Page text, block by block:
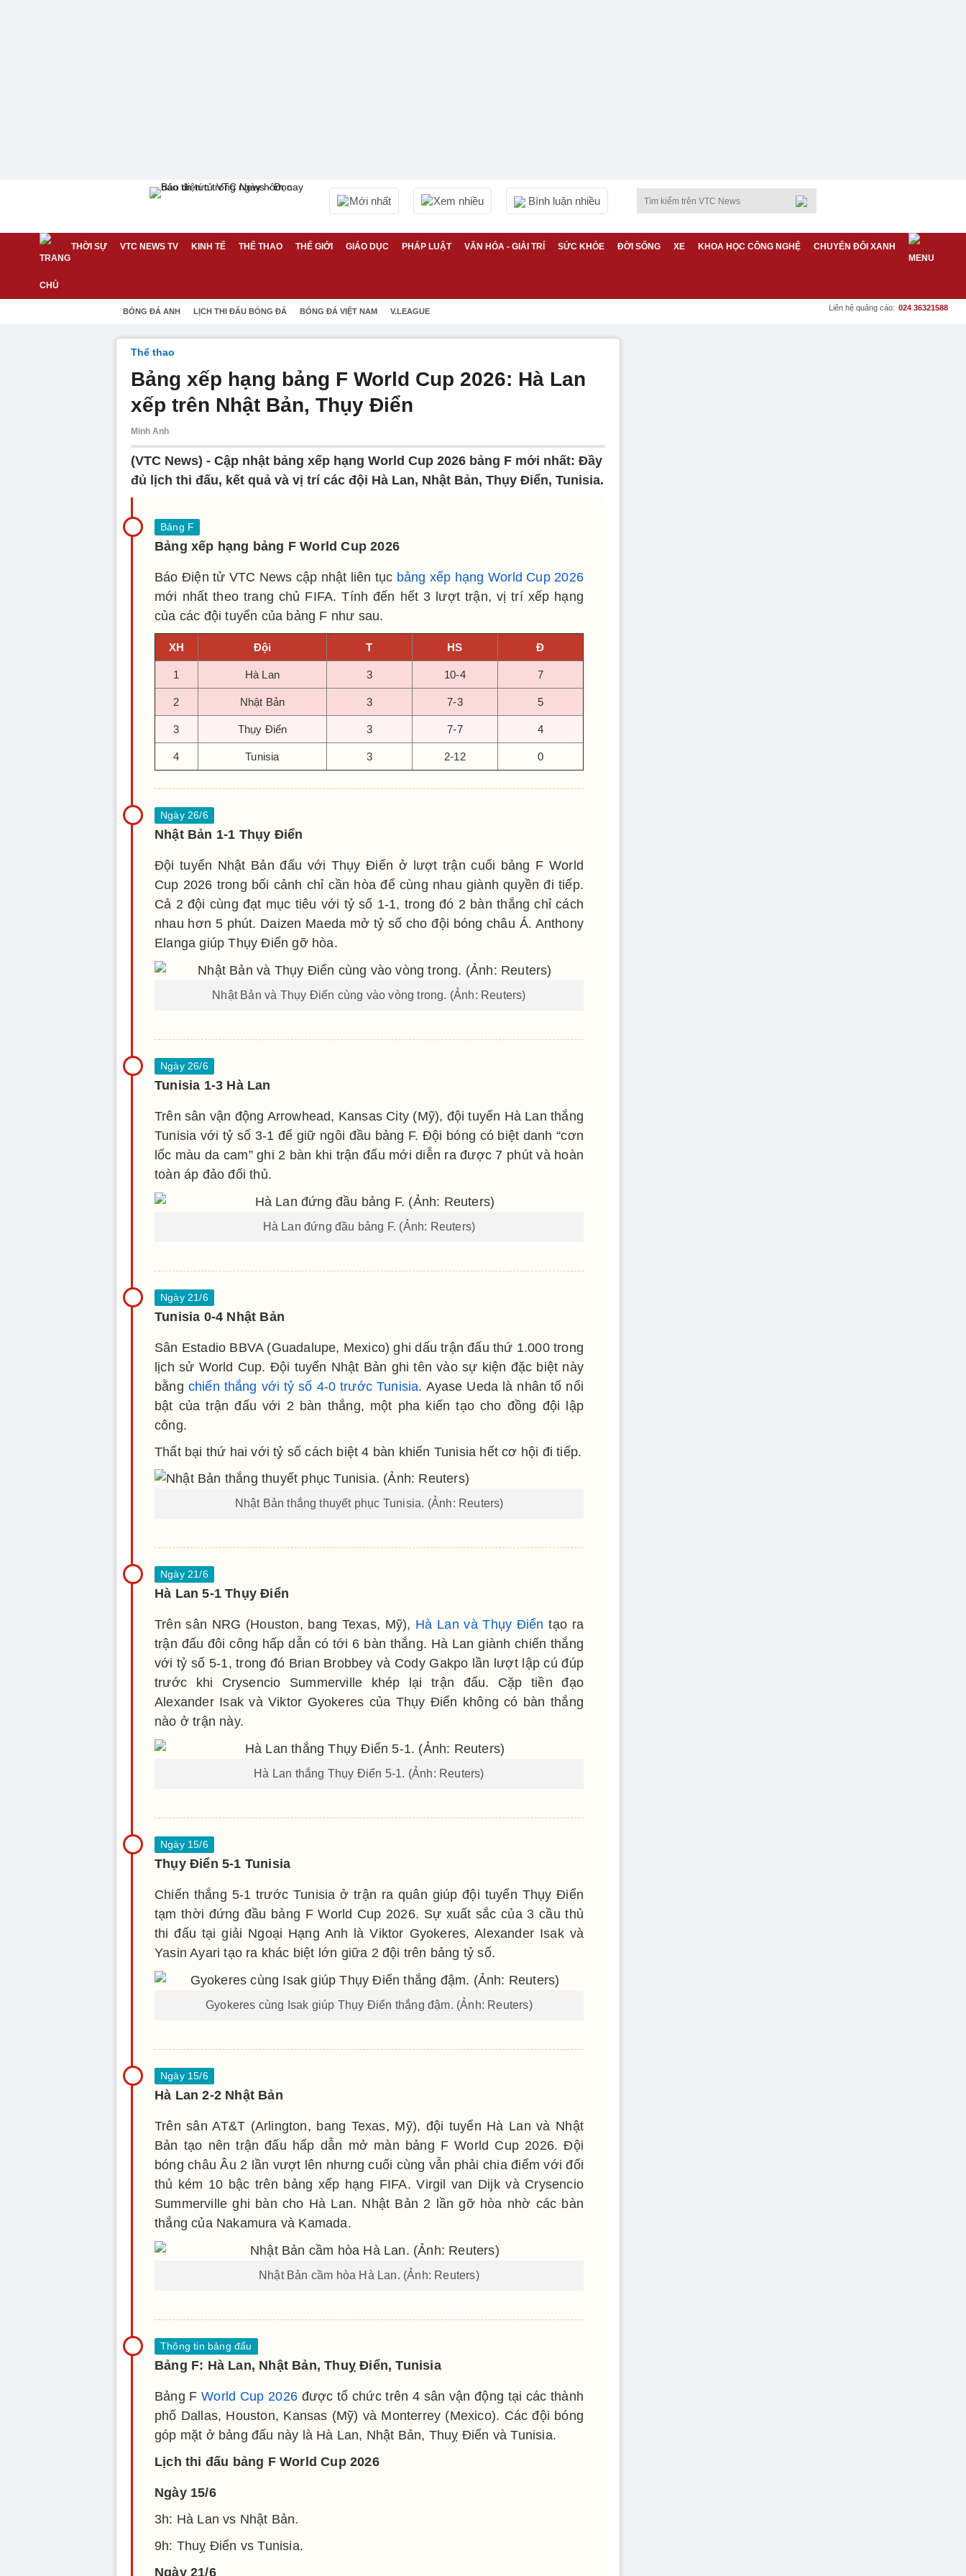
Mới nhất Xem nhiều Bình luận nhiều
THỜI SỰ VTC NEWS TV KINH TẾ THỂ THAO THẾ GIỚI GIÁO DỤC PHÁP LUẬT VĂN HÓA - GIẢI TRÍ SỨC KHỎE ĐỜI SỐNG XE KHOA HỌC CÔNG NGHỆ CHUYỂN ĐỔI XANH
BÓNG ĐÁ ANH LỊCH THI ĐẤU BÓNG ĐÁ BÓNG ĐÁ VIỆT NAM V.LEAGUE Liên hệ quảng cáo: 024 36321588
Thể thao
Bảng xếp hạng bảng F World Cup 2026: Hà Lan
xếp trên Nhật Bản, Thụy Điển
Minh Anh
(VTC News) - Cập nhật bảng xếp hạng World Cup 2026 bảng F mới nhất: Đầy
đủ lịch thi đấu, kết quả và vị trí các đội Hà Lan, Nhật Bản, Thụy Điển, Tunisia.
Bảng xếp hạng bảng F World Cup 2026
Báo Điện tử VTC News cập nhật liên tục bảng xếp hạng World Cup 2026
mới nhất theo trang chủ FIFA. Tính đến hết 3 lượt trận, vị trí xếp hạng
của các đội tuyển của bảng F như sau.
XH Đội T HS Đ
1 Hà Lan 3 10-4 7
2 Nhật Bản 3 7-3 5
3 Thụy Điển 3 7-7 4
4 Tunisia 3 2-12 0
Nhật Bản 1-1 Thụy Điển
Đội tuyển Nhật Bản đấu với Thụy Điển ở lượt trận cuối bảng F World
Cup 2026 trong bối cảnh chỉ cần hòa để cùng nhau giành quyền đi tiếp.
Cả 2 đội cùng đạt mục tiêu với tỷ số 1-1, trong đó 2 bàn thắng chỉ cách
nhau hơn 5 phút. Daizen Maeda mở tỷ số cho đội bóng châu Á. Anthony
Elanga giúp Thụy Điển gỡ hòa.
Nhật Bản và Thụy Điển cùng vào vòng trong. (Ảnh: Reuters)
Tunisia 1-3 Hà Lan
Trên sân vận động Arrowhead, Kansas City (Mỹ), đội tuyển Hà Lan thắng
Tunisia với tỷ số 3-1 để giữ ngôi đầu bảng F. Đội bóng có biệt danh “cơn
lốc màu da cam” ghi 2 bàn khi trận đấu mới diễn ra được 7 phút và hoàn
toàn áp đảo đối thủ.
Hà Lan đứng đầu bảng F. (Ảnh: Reuters)
Tunisia 0-4 Nhật Bản
Sân Estadio BBVA (Guadalupe, Mexico) ghi dấu trận đấu thứ 1.000 trong
lịch sử World Cup. Đội tuyển Nhật Bản ghi tên vào sự kiện đặc biệt này
bằng chiến thắng với tỷ số 4-0 trước Tunisia. Ayase Ueda là nhân tố nổi
bật của trận đấu với 2 bàn thắng, một pha kiến tạo cho đồng đội lập
công.
Thất bại thứ hai với tỷ số cách biệt 4 bàn khiến Tunisia hết cơ hội đi tiếp.
Nhật Bản thắng thuyết phục Tunisia. (Ảnh: Reuters)
Hà Lan 5-1 Thụy Điển
Trên sân NRG (Houston, bang Texas, Mỹ), Hà Lan và Thụy Điển tạo ra
trận đấu đôi công hấp dẫn có tới 6 bàn thắng. Hà Lan giành chiến thắng
với tỷ số 5-1, trong đó Brian Brobbey và Cody Gakpo lần lượt lập cú đúp
trước khi Crysencio Summerville khép lại trận đấu. Cặp tiền đạo
Alexander Isak và Viktor Gyokeres của Thụy Điển không có bàn thắng
nào ở trận này.
Hà Lan thắng Thụy Điển 5-1. (Ảnh: Reuters)
Thụy Điển 5-1 Tunisia
Chiến thắng 5-1 trước Tunisia ở trận ra quân giúp đội tuyển Thụy Điển
tạm thời đứng đầu bảng F World Cup 2026. Sự xuất sắc của 3 cầu thủ
thi đấu tại giải Ngoại Hạng Anh là Viktor Gyokeres, Alexander Isak và
Yasin Ayari tạo ra khác biệt lớn giữa 2 đội trên bảng tỷ số.
Gyokeres cùng Isak giúp Thụy Điển thắng đậm. (Ảnh: Reuters)
Hà Lan 2-2 Nhật Bản
Trên sân AT&T (Arlington, bang Texas, Mỹ), đội tuyển Hà Lan và Nhật
Bản tạo nên trận đấu hấp dẫn mở màn bảng F World Cup 2026. Đội
bóng châu Âu 2 lần vượt lên nhưng cuối cùng vẫn phải chia điểm với đối
thủ kém 10 bậc trên bảng xếp hạng FIFA. Virgil van Dijk và Crysencio
Summerville ghi bàn cho Hà Lan. Nhật Bản 2 lần gỡ hòa nhờ các bàn
thắng của Nakamura và Kamada.
Nhật Bản cầm hòa Hà Lan. (Ảnh: Reuters)
Bảng F: Hà Lan, Nhật Bản, Thuỵ Điển, Tunisia
Bảng FWorld Cup 2026được tổ chức trên 4 sân vận động tại các thành
phố Dallas, Houston, Kansas (Mỹ) và Monterrey (Mexico). Các đội bóng
góp mặt ở bảng đấu này là Hà Lan, Nhật Bản, Thuỵ Điển và Tunisia.
Lịch thi đấu bảng F World Cup 2026
Ngày 15/6
3h: Hà Lan vs Nhật Bản.
9h: Thuỵ Điển vs Tunisia.
Ngày 21/6